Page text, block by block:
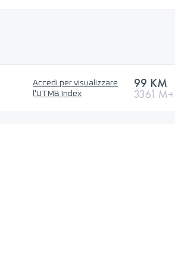
Accedi per visualizzare
l'UTMB Index
99 KM
3361 M+